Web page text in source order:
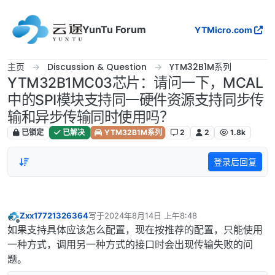
YunTu Forum
YTMicro.com
主页 Discussion & Question YTM32B1M系列
YTM32B1MC03芯片：请问一下，MCAL
中的SPI模块支持同一硬件资源支持同步传
输和异步传输同时使用吗？
已锁定 已解决 YTM32B1M系列 2 2 1.8k
登录后回复
离线
Zxx17721326364写于2024年8月14日 上午8:48
最后由 编辑
如果支持具体应该怎么配置，现在按推荐的配置，只能使用
一种方式，调用另一种方式的接口时会出现传输失败的问
题。